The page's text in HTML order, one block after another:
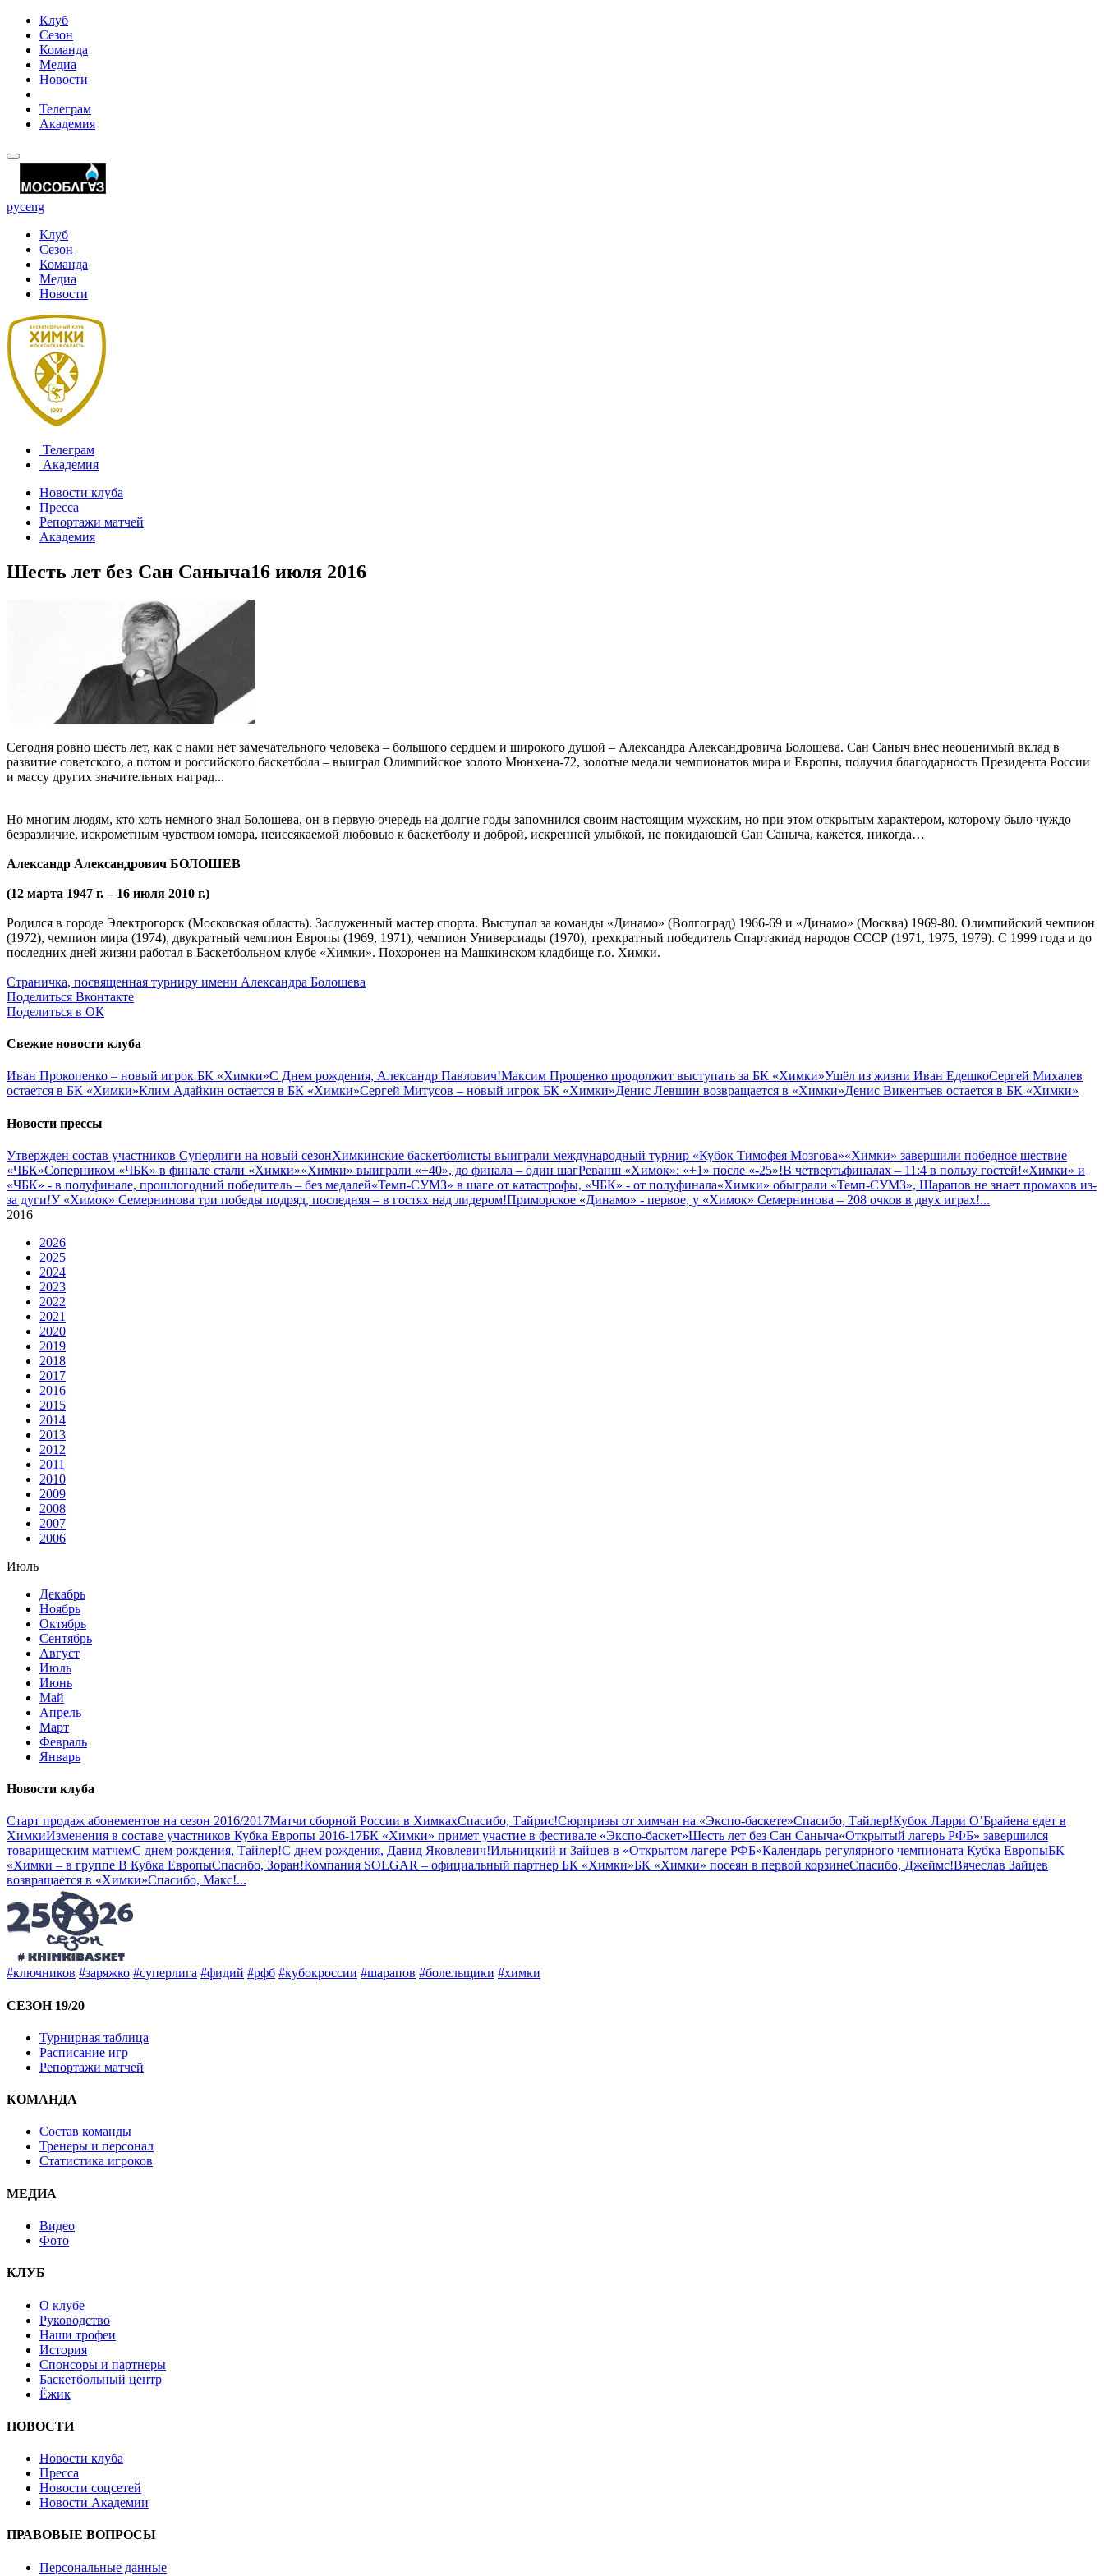
Клуб
Сезон
Команда
Медиа
Новости
Телеграм
Академия
русeng
Клуб
Сезон
Команда
Медиа
Новости
Телеграм
Академия
Новости клуба
Пресса
Репортажи матчей
Академия
Шесть лет без Сан Саныча16 июля 2016
Сегодня ровно шесть лет, как с нами нет замечательного человека – большого сердцем и широкого душой – Александра Александровича Болошева. Сан Саныч внес неоценимый вклад в
развитие советского, а потом и российского баскетбола – выиграл Олимпийское золото Мюнхена-72, золотые медали чемпионатов мира и Европы, получил благодарность Президента России
и массу других значительных наград...
Но многим людям, кто хоть немного знал Болошева, он в первую очередь на долгие годы запомнился своим настоящим мужским, но при этом открытым характером, которому было чуждо
безразличие, искрометным чувством юмора, неиссякаемой любовью к баскетболу и доброй, искренней улыбкой, не покидающей Сан Саныча, кажется, никогда…
Александр Александрович БОЛОШЕВ
(12 марта 1947 г. – 16 июля 2010 г.)
Родился в городе Электрогорск (Московская область). Заслуженный мастер спорта. Выступал за команды «Динамо» (Волгоград) 1966-69 и «Динамо» (Москва) 1969-80. Олимпийский чемпион
(1972), чемпион мира (1974), двукратный чемпион Европы (1969, 1971), чемпион Универсиады (1970), трехкратный победитель Cпартакиад народов СССР (1971, 1975, 1979). С 1999 года и до
последних дней жизни работал в Баскетбольном клубе «Химки». Похоронен на Машкинском кладбище г.о. Химки.
Страничка, посвященная турниру имени Александра Болошева
Поделиться Вконтакте
Поделиться в ОК
Свежие новости клуба
Иван Прокопенко – новый игрок БК «Химки»С Днем рождения, Александр Павлович!Максим Прощенко продолжит выступать за БК «Химки»Ушёл из жизни Иван ЕдешкоСергей Михалев
остается в БК «Химки»Клим Адайкин остается в БК «Химки»Сергей Митусов – новый игрок БК «Химки»Денис Левшин возвращается в «Химки»Денис Викентьев остается в БК «Химки»
Новости прессы
Утвержден состав участников Cуперлиги на новый сезонХимкинские баскетболисты выиграли международный турнир «Кубок Тимофея Мозгова»«Химки» завершили победное шествие
«ЧБК»Соперником «ЧБК» в финале стали «Химки»«Химки» выиграли «+40», до финала – один шагРеванш «Химок»: «+1» после «-25»!В четвертьфиналах – 11:4 в пользу гостей!«Химки» и
«ЧБК» - в полуфинале, прошлогодний победитель – без медалей«Темп-СУМЗ» в шаге от катастрофы, «ЧБК» - от полуфинала«Химки» обыграли «Темп-СУМЗ», Шарапов не знает промахов из-
за дуги!У «Химок» Семернинова три победы подряд, последняя – в гостях над лидером!Приморское «Динамо» - первое, у «Химок» Семернинова – 208 очков в двух играх!...
2016
2026
2025
2024
2023
2022
2021
2020
2019
2018
2017
2016
2015
2014
2013
2012
2011
2010
2009
2008
2007
2006
Июль
Декабрь
Ноябрь
Октябрь
Сентябрь
Август
Июль
Июнь
Май
Апрель
Март
Февраль
Январь
Новости клуба
Старт продаж абонементов на сезон 2016/2017Матчи сборной России в ХимкахСпасибо, Тайрис!Сюрпризы от химчан на «Экспо-баскете»Спасибо, Тайлер!Кубок Ларри О’Брайена едет в
ХимкиИзменения в составе участников Кубка Европы 2016-17БК «Химки» примет участие в фестивале «Экспо-баскет»Шесть лет без Сан Саныча«Открытый лагерь РФБ» завершился
товарищеским матчемС днем рождения, Тайлер!С днем рождения, Давид Яковлевич!Ильницкий и Зайцев в «Открытом лагере РФБ»Календарь регулярного чемпионата Кубка ЕвропыБК
«Химки – в группе B Кубка ЕвропыСпасибо, Зоран!Компания SOLGAR – официальный партнер БК «Химки»БК «Химки» посеян в первой корзинеСпасибо, Джеймс!Вячеслав Зайцев
возвращается в «Химки»Спасибо, Макс!...
#ключников #заряжко #суперлига #фидий #рфб #кубокроссии #шарапов #болельщики #химки
СЕЗОН 19/20
Турнирная таблица
Расписание игр
Репортажи матчей
КОМАНДА
Состав команды
Тренеры и персонал
Статистика игроков
МЕДИА
Видео
Фото
КЛУБ
О клубе
Руководство
Наши трофеи
История
Спонсоры и партнеры
Баскетбольный центр
Ёжик
НОВОСТИ
Новости клуба
Пресса
Новости соцсетей
Новости Академии
ПРАВОВЫЕ ВОПРОСЫ
Персональные данные